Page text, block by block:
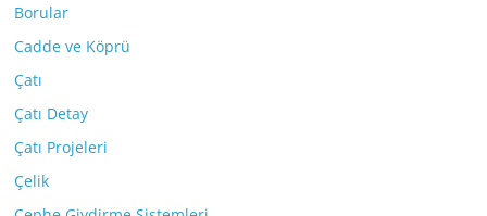
Borular
Cadde ve Köprü
Çatı
Çatı Detay
Çatı Projeleri
Çelik